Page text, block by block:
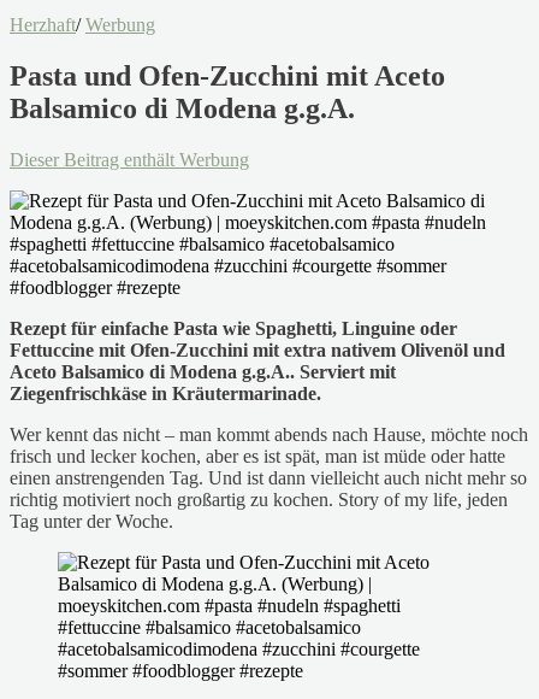
Herzhaft/ Werbung
Pasta und Ofen-Zucchini mit Aceto
Balsamico di Modena g.g.A.
Dieser Beitrag enthält Werbung
Rezept für einfache Pasta wie Spaghetti, Linguine oder
Fettuccine mit Ofen-Zucchini mit extra nativem Olivenöl und
Aceto Balsamico di Modena g.g.A.. Serviert mit
Ziegenfrischkäse in Kräutermarinade.
Wer kennt das nicht – man kommt abends nach Hause, möchte noch
frisch und lecker kochen, aber es ist spät, man ist müde oder hatte
einen anstrengenden Tag. Und ist dann vielleicht auch nicht mehr so
richtig motiviert noch großartig zu kochen. Story of my life, jeden
Tag unter der Woche.